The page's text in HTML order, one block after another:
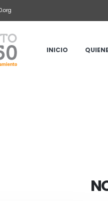
INICIO
- febrero